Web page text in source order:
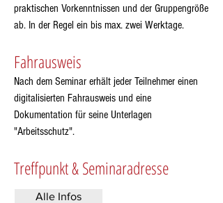
praktischen Vorkenntnissen und der Gruppengröße
ab. In der Regel ein bis max. zwei Werktage.
Fahrausweis
Nach dem Seminar erhält jeder Teilnehmer einen
digitalisierten Fahrausweis und eine
Dokumentation für seine Unterlagen
"Arbeitsschutz".
Treffpunkt & Seminaradresse
Alle Infos